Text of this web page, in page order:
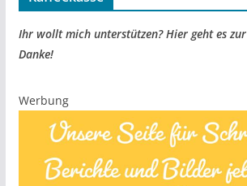
Ihr wollt mich unterstützen? Hier geht es zur
Danke!
Werbung